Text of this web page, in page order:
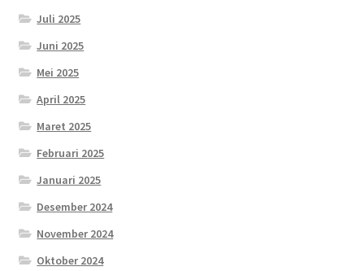
Juli 2025
Juni 2025
Mei 2025
April 2025
Maret 2025
Februari 2025
Januari 2025
Desember 2024
November 2024
Oktober 2024